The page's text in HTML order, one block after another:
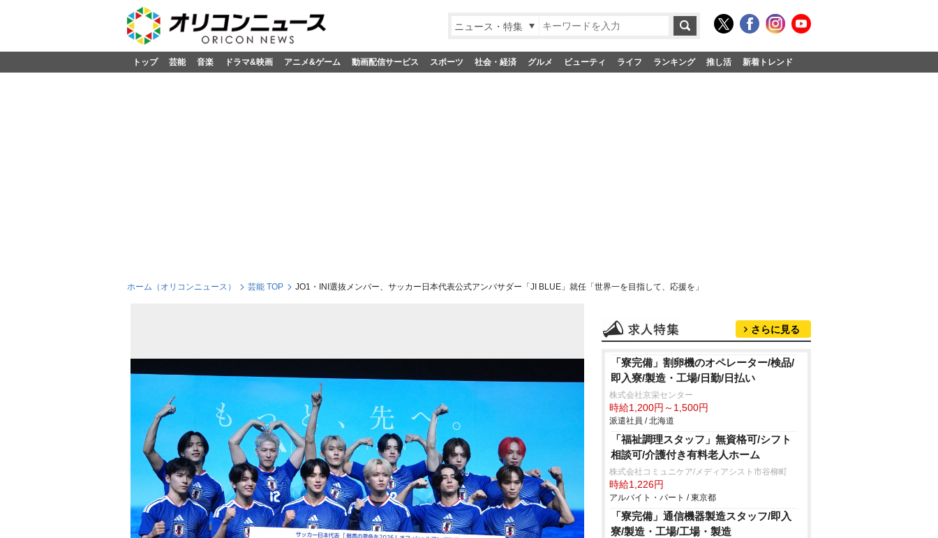
ニュース・特集
トップ 芸能 音楽 ドラマ&映画 アニメ&ゲーム 動画配信サービス スポーツ 社会・経済 グルメ ビューティ ライフ ランキング 推し活 新着トレンド
ホーム（オリコンニュース） 芸能 TOP JO1・INI選抜メンバー、サッカー日本代表公式アンバサダー「JI BLUE」就任「世界一を目指して、応援を」
さらに見る
「寮完備」割卵機のオペレーター/検品/
即入寮/製造・工場/日勤/日払い
株式会社京栄センター
時給1,200円～1,500円
派遣社員 / 北海道
「福祉調理スタッフ」無資格可/シフト
相談可/介護付き有料老人ホーム
株式会社コミュニケア/メディアシスト市谷柳町
時給1,226円
アルバイト・パート / 東京都
「寮完備」通信機器製造スタッフ/即入
寮/製造・工場/工場・製造